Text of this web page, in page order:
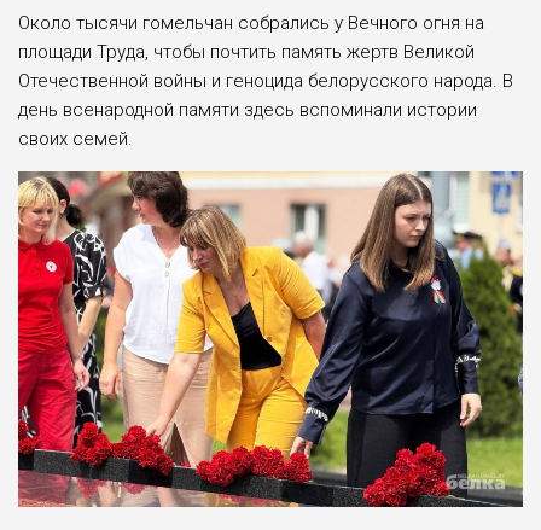
Около тысячи гомельчан собрались у Вечного огня на
площади Труда, чтобы почтить память жертв Великой
Отечественной войны и геноцида белорусского народа. В
день всенародной памяти здесь вспоминали истории
своих семей.